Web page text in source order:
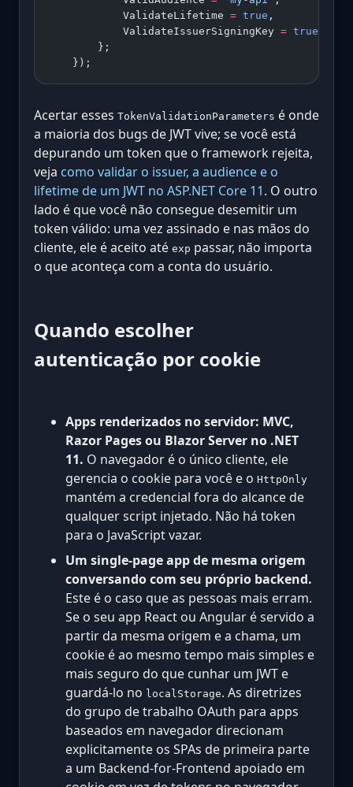
            ValidateLifetime
= true ,
            ValidateIssuerSigningKey
= true
        };
    });
Acertar esses TokenValidationParameters é onde
a maioria dos bugs de JWT vive; se você está
depurando um token que o framework rejeita,
veja como validar o issuer, a audience e o
lifetime de um JWT no ASP.NET Core 11. O outro
lado é que você não consegue desemitir um
token válido: uma vez assinado e nas mãos do
cliente, ele é aceito até exp passar, não importa
o que aconteça com a conta do usuário.
Quando escolher
autenticação por cookie
Apps renderizados no servidor: MVC,
Razor Pages ou Blazor Server no .NET
11. O navegador é o único cliente, ele
gerencia o cookie para você e o HttpOnly
mantém a credencial fora do alcance de
qualquer script injetado. Não há token
para o JavaScript vazar.
Um single-page app de mesma origem
conversando com seu próprio backend.
Este é o caso que as pessoas mais erram.
Se o seu app React ou Angular é servido a
partir da mesma origem e a chama, um
cookie é ao mesmo tempo mais simples e
mais seguro do que cunhar um JWT e
guardá-lo no localStorage. As diretrizes
do grupo de trabalho OAuth para apps
baseados em navegador direcionam
explicitamente os SPAs de primeira parte
a um Backend-for-Frontend apoiado em